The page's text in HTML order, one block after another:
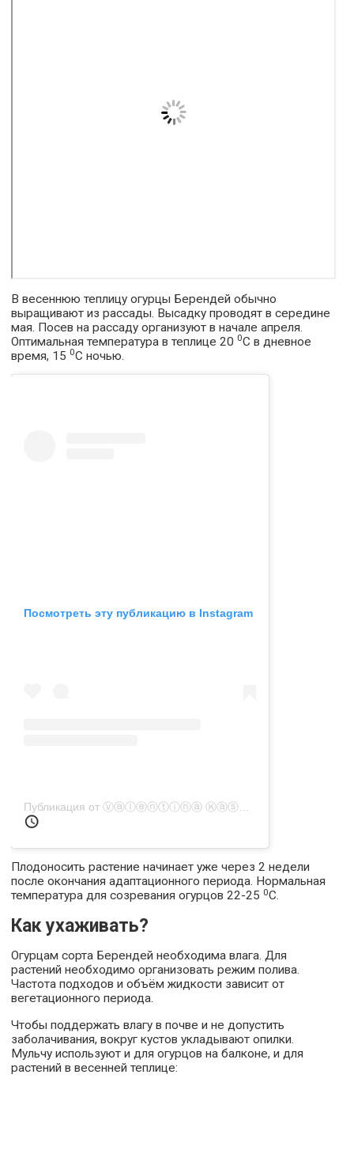
В весеннюю теплицу огурцы Берендей обычно
выращивают из рассады. Высадку проводят в середине
мая. Посев на рассаду организуют в начале апреля.
Оптимальная температура в теплице 20 0С в дневное
время, 15 0С ночью.
Посмотреть эту публикацию в Instagram
Плодоносить растение начинает уже через 2 недели
после окончания адаптационного периода. Нормальная
температура для созревания огурцов 22-25 0С.
Как ухаживать?
Огурцам сорта Берендей необходима влага. Для
растений необходимо организовать режим полива.
Частота подходов и объём жидкости зависит от
вегетационного периода.
Чтобы поддержать влагу в почве и не допустить
заболачивания, вокруг кустов укладывают опилки.
Мульчу используют и для огурцов на балконе, и для
растений в весенней теплице: